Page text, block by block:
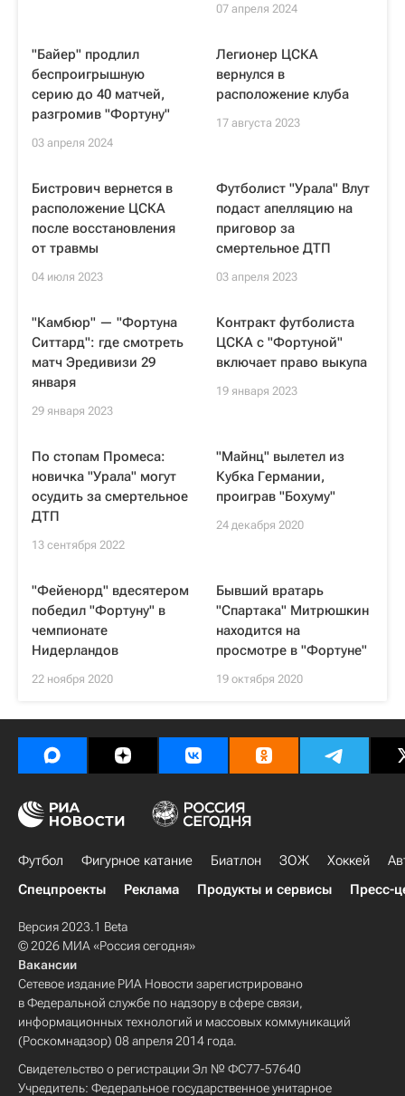
07 апреля 2024
"Байер" продлил
беспроигрышную
серию до 40 матчей,
разгромив "Фортуну"
03 апреля 2024
Легионер ЦСКА
вернулся в
расположение клуба
17 августа 2023
Бистрович вернется в
расположение ЦСКА
после восстановления
от травмы
04 июля 2023
Футболист "Урала" Влут
подаст апелляцию на
приговор за
смертельное ДТП
03 апреля 2023
"Камбюр" — "Фортуна
Ситтард": где смотреть
матч Эредивизи 29
января
29 января 2023
Контракт футболиста
ЦСКА с "Фортуной"
включает право выкупа
19 января 2023
По стопам Промеса:
новичка "Урала" могут
осудить за смертельное
ДТП
13 сентября 2022
"Майнц" вылетел из
Кубка Германии,
проиграв "Бохуму"
24 декабря 2020
"Фейенорд" вдесятером
победил "Фортуну" в
чемпионате
Нидерландов
22 ноября 2020
Бывший вратарь
"Спартака" Митрюшкин
находится на
просмотре в "Фортуне"
19 октября 2020
Футбол Фигурное катание Биатлон ЗОЖ Хоккей
Спецпроекты
Реклама Продукты и сервисы Пресс-
Версия 2023.1 Beta
© 2026 МИА «Россия сегодня»
Вакансии
Сетевое издание РИА Новости зарегистрировано
в Федеральной службе по надзору в сфере связи,
информационных технологий и массовых коммуникаций
(Роскомнадзор) 08 апреля 2014 года.
Свидетельство о регистрации Эл № ФС77-57640
Учредитель: Федеральное государственное унитарное